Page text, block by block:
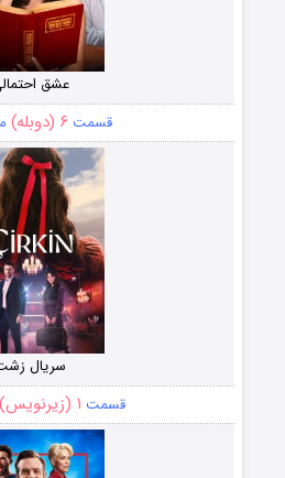
عشق
قسمت ۶ (دوبله)
سریال
قسمت ۱ (زیرنویس)